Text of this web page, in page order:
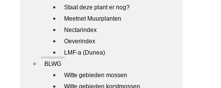
Staat deze plant er nog?
Meetnet Muurplanten
Nectarindex
Oeverindex
LMF-a (Dunea)
BLWG
Witte gebieden mossen
Witte gebieden korstmossen